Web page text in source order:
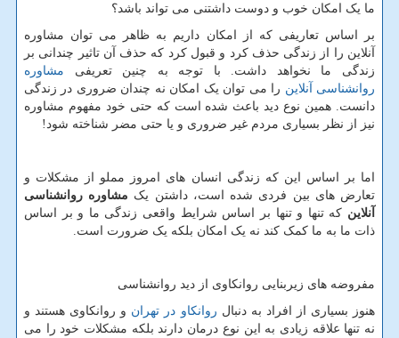
ما یک امکان خوب و دوست داشتنی می تواند باشد؟
بر اساس تعاریفی که از امکان داریم به ظاهر می توان مشاوره
آنلاین را از زندگی حذف کرد و قبول کرد که حذف آن تاثیر چندانی بر
زندگی ما نخواهد داشت. با توجه به چنین تعریفی مشاوره
روانشناسی آنلاین را می توان یک امکان نه چندان ضروری در زندگی
دانست. همین نوع دید باعث شده است که حتی خود مفهوم مشاوره
نیز از نظر بسیاری مردم غیر ضروری و یا حتی مضر شناخته شود!
اما بر اساس این که زندگی انسان های امروز مملو از مشکلات و
تعارض های بین فردی شده است، داشتن یک مشاوره روانشناسی
آنلاین که تنها و تنها بر اساس شرایط واقعی زندگی ما و بر اساس
ذات ما به ما کمک کند نه یک امکان بلکه یک ضرورت است.
مفروضه های زیربنایی روانکاوی از دید روانشناسی
هنوز بسیاری از افراد به دنبال روانکاو در تهران و روانکاوی هستند و
نه تنها علاقه زیادی به این نوع درمان دارند بلکه مشکلات خود را می